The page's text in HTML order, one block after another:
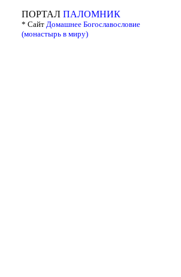
ПОРТАЛ ПАЛОМНИК
* Сайт Домашнее Богославословие
(монастырь в миру)